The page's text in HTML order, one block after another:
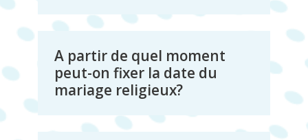
A partir de quel moment
peut-on fixer la date du
mariage religieux?